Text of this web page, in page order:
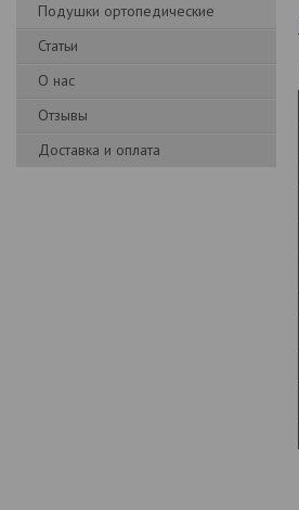
Подушки ортопедические
Статьи
О нас
Отзывы
Доставка и оплата